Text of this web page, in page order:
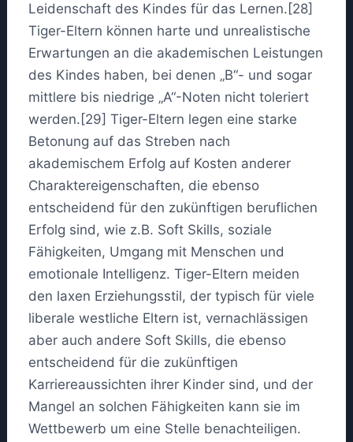
Leidenschaft des Kindes für das Lernen.[28]
Tiger-Eltern können harte und unrealistische
Erwartungen an die akademischen Leistungen
des Kindes haben, bei denen „B“- und sogar
mittlere bis niedrige „A“-Noten nicht toleriert
werden.[29] Tiger-Eltern legen eine starke
Betonung auf das Streben nach
akademischem Erfolg auf Kosten anderer
Charaktereigenschaften, die ebenso
entscheidend für den zukünftigen beruflichen
Erfolg sind, wie z.B. Soft Skills, soziale
Fähigkeiten, Umgang mit Menschen und
emotionale Intelligenz. Tiger-Eltern meiden
den laxen Erziehungsstil, der typisch für viele
liberale westliche Eltern ist, vernachlässigen
aber auch andere Soft Skills, die ebenso
entscheidend für die zukünftigen
Karriereaussichten ihrer Kinder sind, und der
Mangel an solchen Fähigkeiten kann sie im
Wettbewerb um eine Stelle benachteiligen.